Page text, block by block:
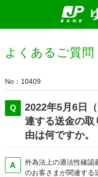
よくあるご質問
No 10409
2022年5月6日
連する送金の取
由は何ですか。
外為法上の適法性確認
のお客さまが関連する